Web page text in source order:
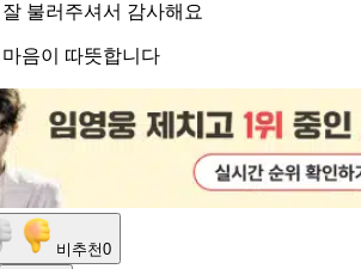
불러주셔서 감사해요
음이 따뜻합니다
비추천0